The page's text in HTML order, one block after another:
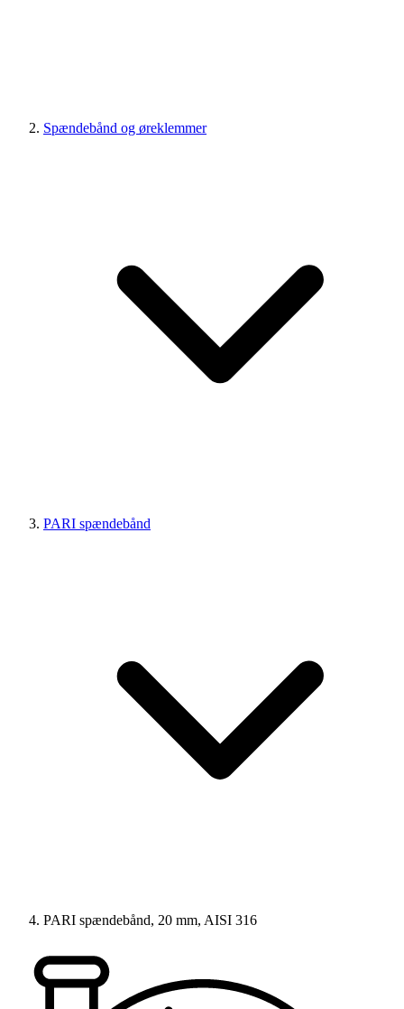
Spændebånd og øreklemmer
PARI spændebånd
PARI spændebånd, 20 mm, AISI 316